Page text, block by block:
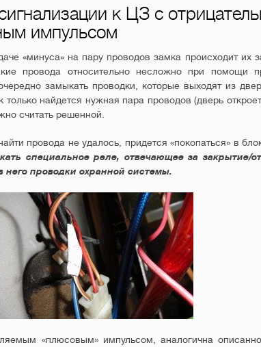
к ЦЗ с
импульсом
«минуса» на пару проводов замка происходит их
провода относительно несложно при помощи
замыкать проводки, которые выходят из
только найдется нужная пара проводов (дверь
считать решенной.
провода не удалось, придется «покопаться» в
специальное реле, отвечающее за закрытие/
него проводки охранной системы.
«плюсовым» импульсом, аналогична